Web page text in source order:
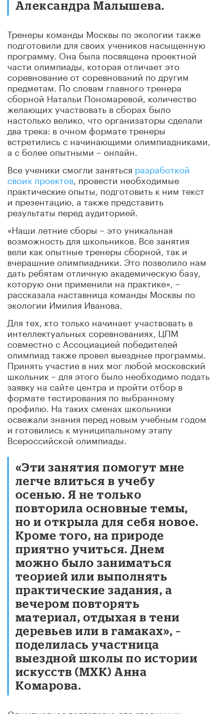
Александра Малышева.
Тренеры команды Москвы по экологии также
подготовили для своих учеников насыщенную
программу. Она была посвящена проектной
части олимпиады, которая отличает это
соревнование от соревнований по другим
предметам. По словам главного тренера
сборной Натальи Пономаревой, количество
желающих участвовать в сборах было
настолько велико, что организаторы сделали
два трека: в очном формате тренеры
встретились с начинающими олимпиадниками,
а с более опытными – онлайн.
Все ученики смогли заняться разработкой
своих проектов , провести необходимые
практические опыты, подготовить к ним текст
и презентацию, а также представить
результаты перед аудиторией.
«Наши летние сборы – это уникальная
возможность для школьников. Все занятия
вели как опытные тренеры сборной, так и
вчерашние олимпиадники. Это позволило нам
дать ребятам отличную академическую базу,
которую они применили на практике», –
рассказала наставница команды Москвы по
экологии Имилия Иванова.
Для тех, кто только начинает участвовать в
интеллектуальных соревнованиях, ЦПМ
совместно с Ассоциацией победителей
олимпиад также провел выездные программы.
Принять участие в них мог любой московский
школьник – для этого было необходимо подать
заявку на сайте центра и пройти отбор в
формате тестирования по выбранному
профилю. На таких сменах школьники
освежали знания перед новым учебным годом
и готовились к муниципальному этапу
Всероссийской олимпиады.
«Эти занятия помогут мне
легче влиться в учебу
осенью. Я не только
повторила основные темы,
но и открыла для себя новое.
Кроме того, на природе
приятно учиться. Днем
можно было заниматься
теорией или выполнять
практические задания, а
вечером повторять
материал, отдыхая в тени
деревьев или в гамаках», –
поделилась участница
выездной школы по истории
искусств (МХК) Анна
Комарова.